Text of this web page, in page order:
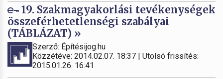
19. Szakmagyakorlási tevékenységek
összeférhetetlenségi szabályai
(TÁBLÁZAT) »
Szerző: Építésijog.hu
Közzétéve: 2014.02.07. 18:37 | Utolsó frissítés:
2015.01.26. 16:41